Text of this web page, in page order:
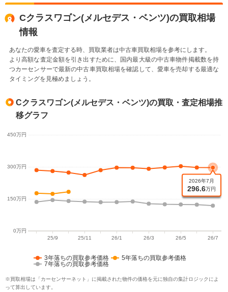
Cクラスワゴン(メルセデス・ベンツ)の買取相場
情報
あなたの愛車を査定する時、買取業者は中古車買取相場を参考にします。
より高額な査定金額を引き出すために、国内最大級の中古車物件掲載数を持
つカーセンサーで最新の中古車買取相場を確認して、愛車を売却する最適な
タイミングを見極めましょう。
Cクラスワゴン(メルセデス・ベンツ)の買取・査定相場推
移グラフ
3年落ちの買取参考価格
5年落ちの買取参考価格
7年落ちの買取参考価格
※買取相場は「カーセンサーネット」に掲載された物件の価格を元に独自の集計ロジックによ
って算出しています。